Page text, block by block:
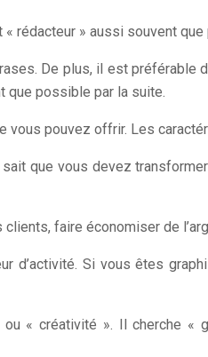
rédacteur » aussi souvent
De plus, il est préférable
que possible par la suite.
vous pouvez offrir. Les
que vous devez
faire économiser de
Si vous êtes
« créativité ». Il cherche